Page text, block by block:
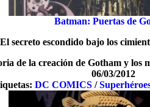
Batman: Puertas de
El secreto escondido bajo los
de la creación de Gotham y los
06/03/2012
DC COMICS /